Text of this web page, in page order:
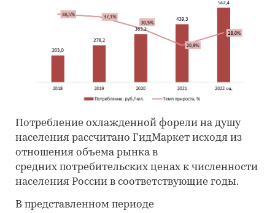
Потребление охлажденной форели на душу
населения рассчитано ГидМаркет исходя из
отношения объема рынка в
средних потребительских ценах к численности
населения России в соответствующие годы.
В представленном периоде